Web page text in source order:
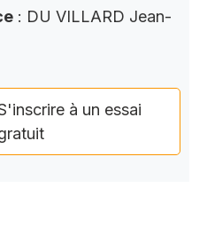
: DU VILLARD Jean-
à un essai